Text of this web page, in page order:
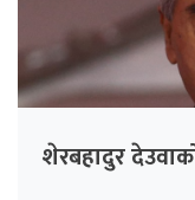
शेरबहादुर